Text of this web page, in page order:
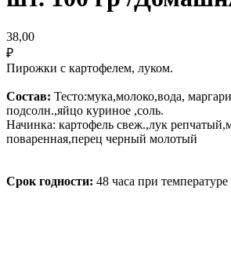
38,00
₽
Пирожки с картофелем, луком.
Состав: Тесто:мука,молоко,вода,
подсолн.,яйцо куриное ,соль.
Начинка: картофель свеж.,лук
поваренная,перец черный молотый
Срок годности: 48 часа при